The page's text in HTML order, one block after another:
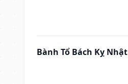
Bành Tổ Bách Kỵ Nhật